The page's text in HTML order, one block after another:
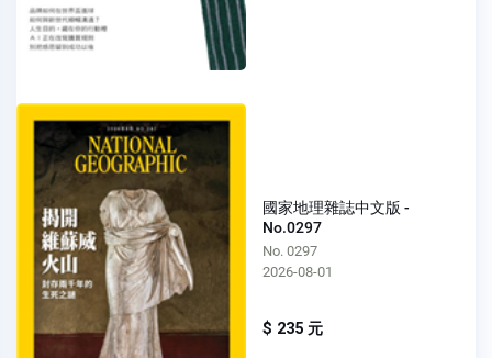
國家地理雜誌中文版 -
No.0297
No. 0297
2026-08-01
$ 235 元